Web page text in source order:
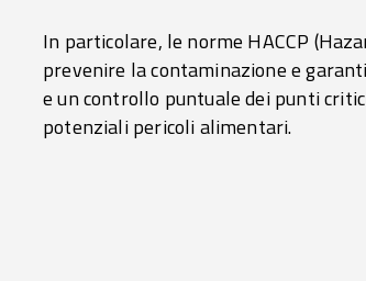
In particolare, le norme HACCP
prevenire la contaminazione e
e un controllo puntuale dei punti
potenziali pericoli alimentari.